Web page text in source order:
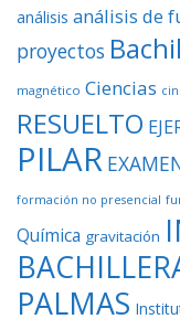
análisis análisis de
proyectos
magnético Ciencias
RESUELTO
PILAR
formación no presencial
Química gravitación
PALMAS